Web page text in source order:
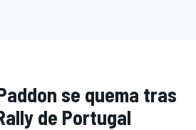
se quema tras
de Portugal